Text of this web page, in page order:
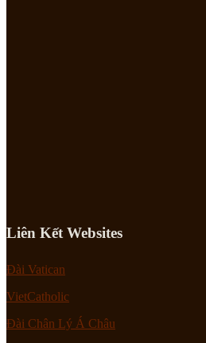
Liên Kết Websites
Đài Vatican
VietCatholic
Đài Chân Lý Á Châu